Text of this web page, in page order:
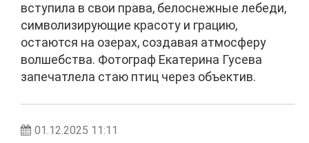
вступила в свои права, белоснежные лебеди,
символизирующие красоту и грацию,
остаются на озерах, создавая атмосферу
волшебства. Фотограф Екатерина Гусева
запечатлела стаю птиц через объектив.
01.12.2025 11:11